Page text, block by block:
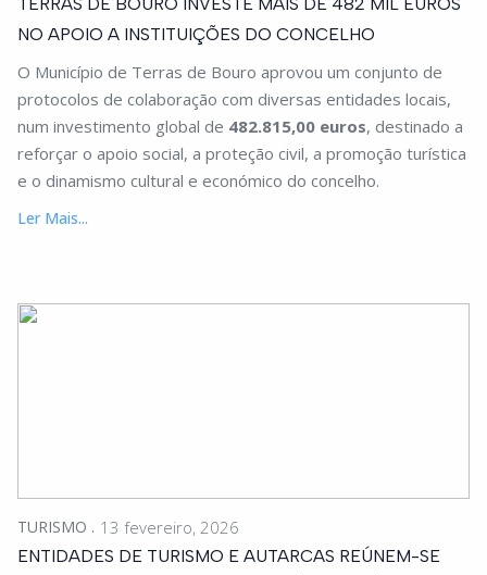
NO APOIO A INSTITUIÇÕES DO CONCELHO
O Município de Terras de Bouro aprovou um conjunto de
protocolos de colaboração com diversas entidades locais,
num investimento global de 482.815,00 euros, destinado a
reforçar o apoio social, a proteção civil, a promoção turística
e o dinamismo cultural e económico do concelho.
Ler Mais...
TURISMO 13 fevereiro, 2026
ENTIDADES DE TURISMO E AUTARCAS REÚNEM-SE